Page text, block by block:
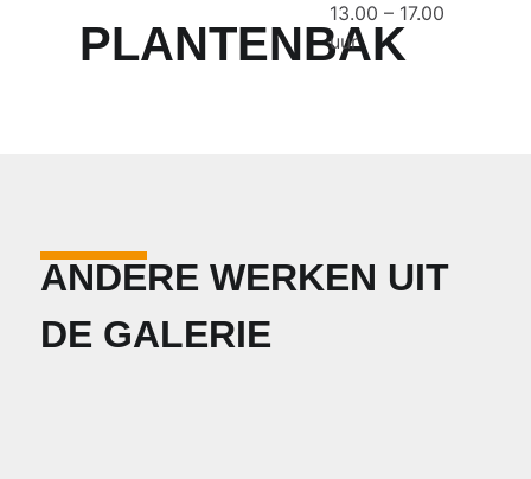
PLANTENBAK
13.00 – 17.00
uur
ANDERE WERKEN UIT
DE GALERIE